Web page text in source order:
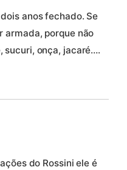
anos fechado. Se
armada, porque não
sucuri, onça, jacaré….
do Rossini ele é